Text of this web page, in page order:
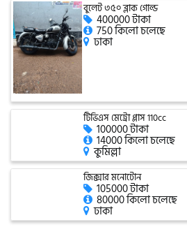
বিএমডাব্লিউ (BMW)
রয়েল এনফিল্ড (Royal Enfield)
এফকেএম (FKM)
হারলি ডেভিডসন
রিগাল র‍্যাপটার (Regal Raptor)
বুলেট ৩৫০ ব্লাক গোল্ড
400000 টাকা
750 কিলো চলেছে
ঢাকা
টিভিএস মেট্রো প্লাস 110cc
100000 টাকা
14000 কিলো চলেছে
কুমিল্লা
জিক্সার মনোটোন
105000 টাকা
80000 কিলো চলেছে
ঢাকা